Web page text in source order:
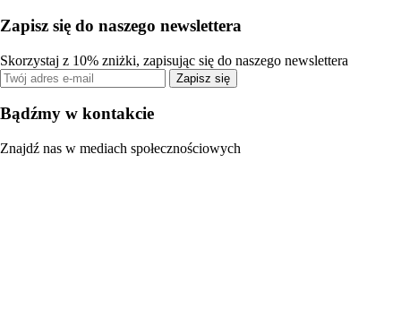
Zapisz się do naszego newslettera
Skorzystaj z 10% zniżki, zapisując się do naszego newslettera
Zapisz się
Bądźmy w kontakcie
Znajdź nas w mediach społecznościowych